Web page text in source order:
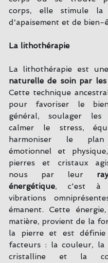
corps, elle stimule la
d'apaisement et de bien-
La lithothérapie
La lithothérapie est
naturelle de soin par les
Cette technique
pour favoriser le
général, soulager les
calmer le stress,
harmoniser le plan
émotionnel et
pierres et cristaux
nous par leur
énergétique, c'est à
vibrations
émanent. Cette
matière, provient de la
la pierre et est
facteurs : la couleur, la
cristalline et la